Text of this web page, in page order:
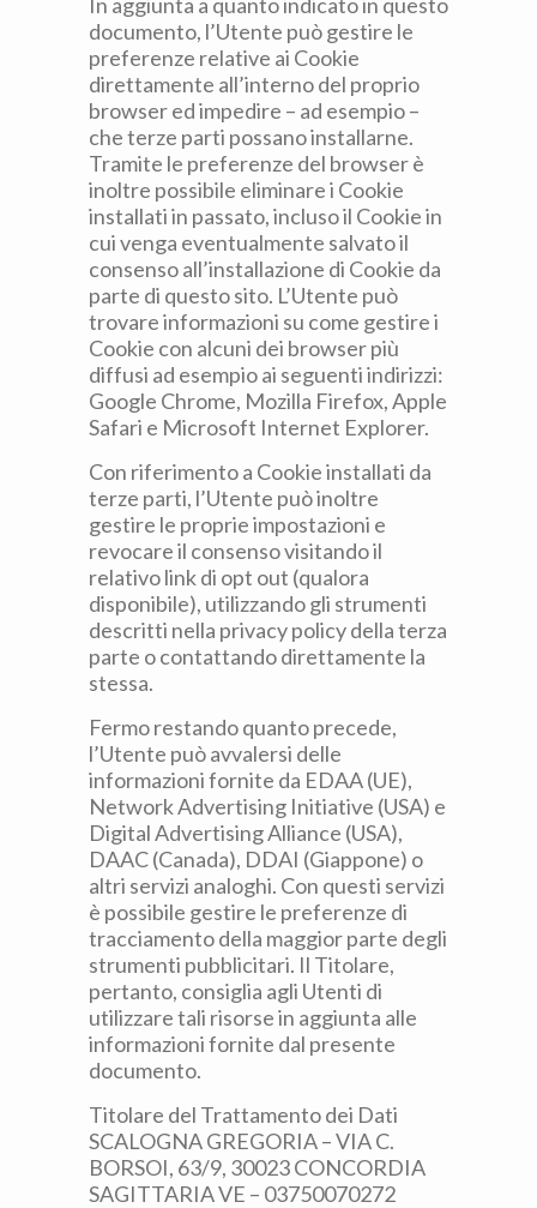
documento, l’Utente può gestire le
preferenze relative ai Cookie
direttamente all’interno del proprio
browser ed impedire – ad esempio –
che terze parti possano installarne.
Tramite le preferenze del browser è
inoltre possibile eliminare i Cookie
installati in passato, incluso il Cookie in
cui venga eventualmente salvato il
consenso all’installazione di Cookie da
parte di questo sito. L’Utente può
trovare informazioni su come gestire i
Cookie con alcuni dei browser più
diffusi ad esempio ai seguenti indirizzi:
Google Chrome, Mozilla Firefox, Apple
Safari e Microsoft Internet Explorer.
Con riferimento a Cookie installati da
terze parti, l’Utente può inoltre
gestire le proprie impostazioni e
revocare il consenso visitando il
relativo link di opt out (qualora
disponibile), utilizzando gli strumenti
descritti nella privacy policy della terza
parte o contattando direttamente la
stessa.
Fermo restando quanto precede,
l’Utente può avvalersi delle
informazioni fornite da EDAA (UE),
Network Advertising Initiative (USA) e
Digital Advertising Alliance (USA),
DAAC (Canada), DDAI (Giappone) o
altri servizi analoghi. Con questi servizi
è possibile gestire le preferenze di
tracciamento della maggior parte degli
strumenti pubblicitari. Il Titolare,
pertanto, consiglia agli Utenti di
utilizzare tali risorse in aggiunta alle
informazioni fornite dal presente
documento.
Titolare del Trattamento dei Dati
SCALOGNA GREGORIA – VIA C.
BORSOI, 63/9, 30023 CONCORDIA
SAGITTARIA VE – 03750070272